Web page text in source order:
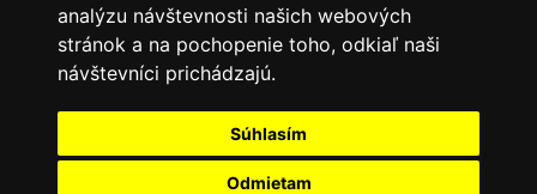
analýzu návštevnosti našich webových
stránok a na pochopenie toho, odkiaľ naši
návštevníci prichádzajú.
Súhlasím
Odmietam